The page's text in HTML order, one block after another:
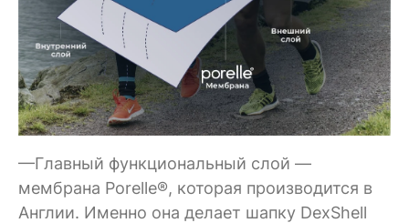
—Главный функциональный слой —
мембрана Porelle®, которая производится в
Англии. Именно она делает шапку DexShell